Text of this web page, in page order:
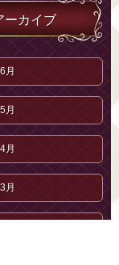
ーカイブ
月
月
月
月